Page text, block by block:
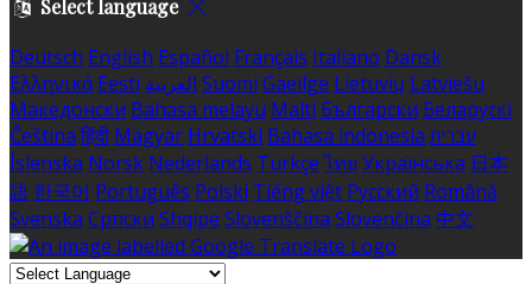
Select language
Deutsch English Español Français Italiano Dansk
Ελληνικά Eesti العربية Suomi Gaeilge Lietuvių Latviešu
Македонски Bahasa melayu Malti Български Беларускі
Čeština हिंदी Magyar Hrvatski Bahasa indonesia עברית
Íslenska Norsk Nederlands Türkçe ไทย Українська 日本
語 한국어 Português Polski Tiếng việt Русский Română
Svenska Српски Shqipe Slovenščina Slovenčina 中文